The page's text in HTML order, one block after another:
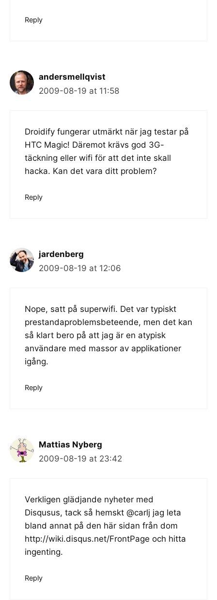
Reply
andersmellqvist
2009-08-19 at 11:58
Droidify fungerar utmärkt när jag testar på
HTC Magic! Däremot krävs god 3G-
täckning eller wifi för att det inte skall
hacka. Kan det vara ditt problem?
Reply
jardenberg
2009-08-19 at 12:06
Nope, satt på superwifi. Det var typiskt
prestandaproblemsbeteende, men det kan
så klart bero på att jag är en atypisk
användare med massor av applikationer
igång.
Reply
Mattias Nyberg
2009-08-19 at 23:42
Verkligen glädjande nyheter med
Disqusus, tack så hemskt @carlj jag leta
bland annat på den här sidan från dom
http://wiki.disqus.net/FrontPage och hitta
ingenting.
Reply